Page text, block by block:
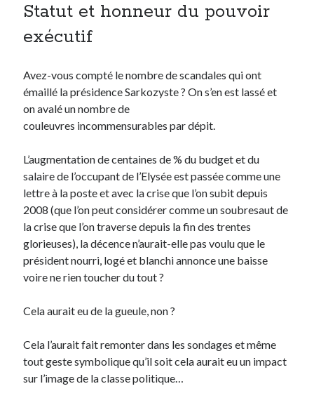
Statut et honneur du pouvoir
exécutif
Avez-vous compté le nombre de scandales qui ont
émaillé la présidence Sarkozyste ? On s’en est lassé et
on avalé un nombre de
couleuvres incommensurables par dépit.
L’augmentation de centaines de % du budget et du
salaire de l’occupant de l’Elysée est passée comme une
lettre à la poste et avec la crise que l’on subit depuis
2008 (que l’on peut considérer comme un soubresaut de
la crise que l’on traverse depuis la fin des trentes
glorieuses), la décence n’aurait-elle pas voulu que le
président nourri, logé et blanchi annonce une baisse
voire ne rien toucher du tout ?
Cela aurait eu de la gueule, non ?
Cela l’aurait fait remonter dans les sondages et même
tout geste symbolique qu’il soit cela aurait eu un impact
sur l’image de la classe politique…